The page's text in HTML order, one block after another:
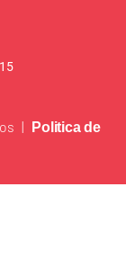
|
Politica de